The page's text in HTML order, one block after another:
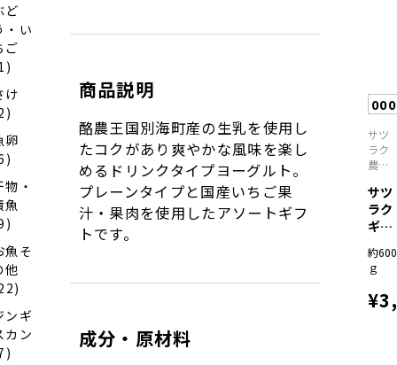
ど
・い
ご
け
卵
物・
魚
魚そ
他
ンギ
カン
商品説明
酪農王国別海町産の生乳を使用し
たコクがあり爽やかな風味を楽し
めるドリンクタイプヨーグルト。
プレーンタイプと国産いちご果
汁・果肉を使用したアソートギフ
トです。
成分・原材料
サツ
ラク
農業
組合
サツ
ラク
ギフ
トC
－3
約600
ｇ